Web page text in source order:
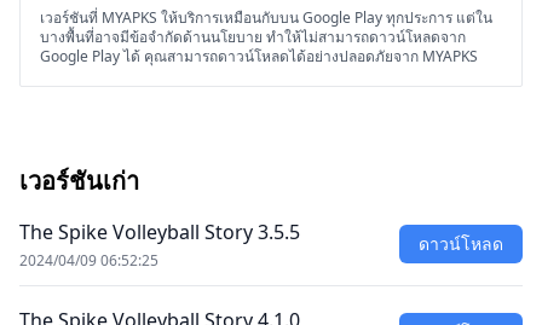
เวอร์ชันที่ MYAPKS ให้บริการเหมือนกับบน Google Play ทุกประการ แต่ใน
บางพื้นที่อาจมีข้อจำกัดด้านนโยบาย ทำให้ไม่สามารถดาวน์โหลดจาก
Google Play ได้ คุณสามารถดาวน์โหลดได้อย่างปลอดภัยจาก MYAPKS
เวอร์ชันเก่า
The Spike Volleyball Story 3.5.5
2024/04/09 06:52:25
ดาวน์โหลด